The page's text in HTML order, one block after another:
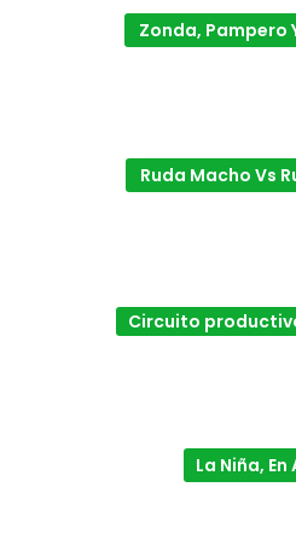
Zonda, Pampero
Ruda Macho Vs
Circuito
La Niña,